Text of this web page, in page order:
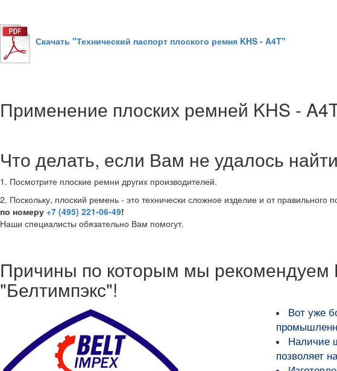
Скачать "Технический паспорт плоского ремня KHS - A4T"
Применение плоских ремней KHS -
Что делать, если Вам не удалось
1. Посмотрите плоские ремни других производителей.
2. Поскольку, плоский ремень - это технически сложное изделие и от
по номеру +7 (495) 221-06-49!
Наши специалисты обязательно Вам помогут.
Причины по которым мы
"Белтимпэкс"!
Вот уже
Наличие
позволяет